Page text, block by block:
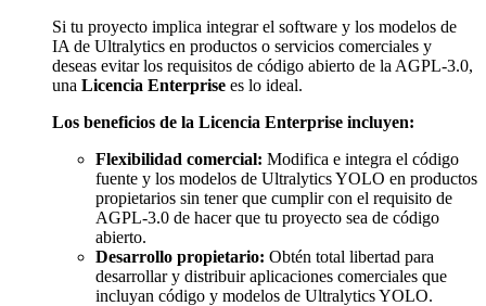
Si tu proyecto implica integrar el software y los modelos de
IA de Ultralytics en productos o servicios comerciales y
deseas evitar los requisitos de código abierto de la AGPL-3.0,
una Licencia Enterprise es lo ideal.
Los beneficios de la Licencia Enterprise incluyen:
Flexibilidad comercial: Modifica e integra el código
fuente y los modelos de Ultralytics YOLO en productos
propietarios sin tener que cumplir con el requisito de
AGPL-3.0 de hacer que tu proyecto sea de código
abierto.
Desarrollo propietario: Obtén total libertad para
desarrollar y distribuir aplicaciones comerciales que
incluyan código y modelos de Ultralytics YOLO.